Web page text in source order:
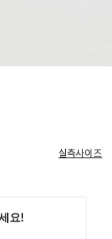
실측사이즈